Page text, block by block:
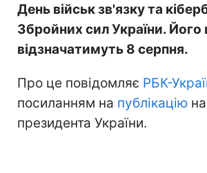
День військ зв'язку та
Збройних сил України. Його
відзначатимуть 8 серпня.
Про це повідомляє РБК-
посиланням на публікацію
президента України.